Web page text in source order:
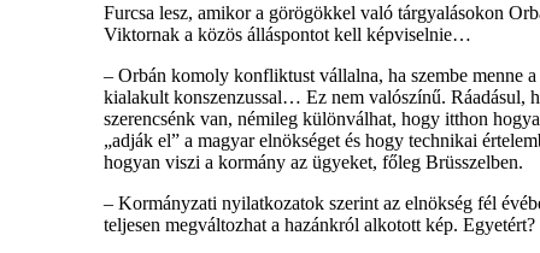
Furcsa lesz, amikor a görögökkel való tárgyalásokon
Viktornak a közös álláspontot kell képviselnie…
– Orbán komoly konfliktust vállalna, ha szembe menne a
kialakult konszenzussal… Ez nem valószínű. Ráadásul,
szerencsénk van, némileg különválhat, hogy itthon
„adják el” a magyar elnökséget és hogy technikai
hogyan viszi a kormány az ügyeket, főleg Brüsszelben.
– Kormányzati nyilatkozatok szerint az elnökség fél
teljesen megváltozhat a hazánkról alkotott kép. Egyetért?